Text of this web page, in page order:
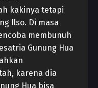
kakinya tetapi
Ilso. Di masa
membunuh
Gunung Hua
karena dia
Hua bisa